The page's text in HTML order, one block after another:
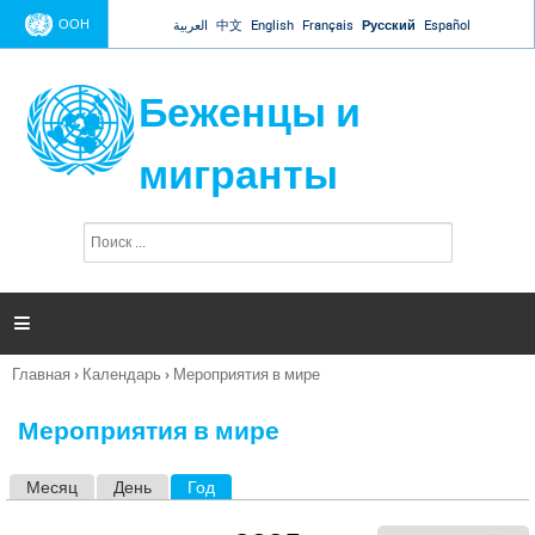
Jump to navigation
ООН العربية 中文 English Français Русский Español
Беженцы и
мигранты
п
и

Вы
Главная › Календарь › Мероприятия в мире
Мероприятия в мире
Месяц День Год